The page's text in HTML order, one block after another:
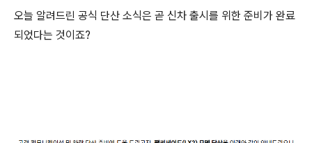
오늘 알려드린 공식 단산 소식은 곧 신차 출시를 위한 준비가 완료
되었다는 것이죠?